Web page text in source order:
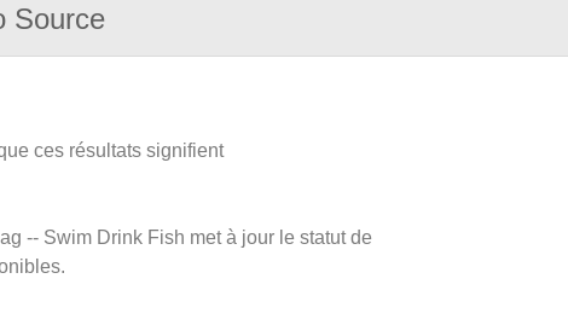
Source
ces résultats signifient
-- Swim Drink Fish met à jour le statut de